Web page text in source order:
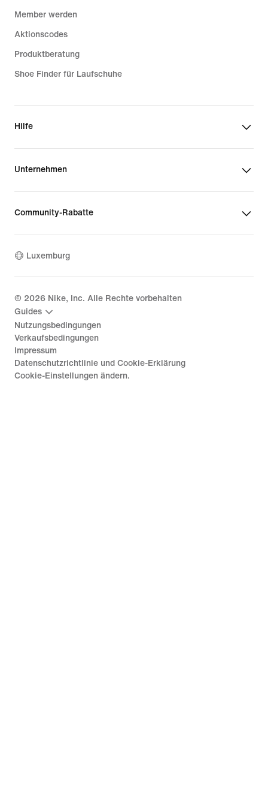
Member werden
Aktionscodes
Produktberatung
Shoe Finder für Laufschuhe
Hilfe
Unternehmen
Community-Rabatte
Luxemburg
© 2026 Nike, Inc. Alle Rechte vorbehalten
Guides
Nutzungsbedingungen
Verkaufsbedingungen
Impressum
Datenschutzrichtlinie und Cookie-Erklärung
Cookie-Einstellungen ändern.